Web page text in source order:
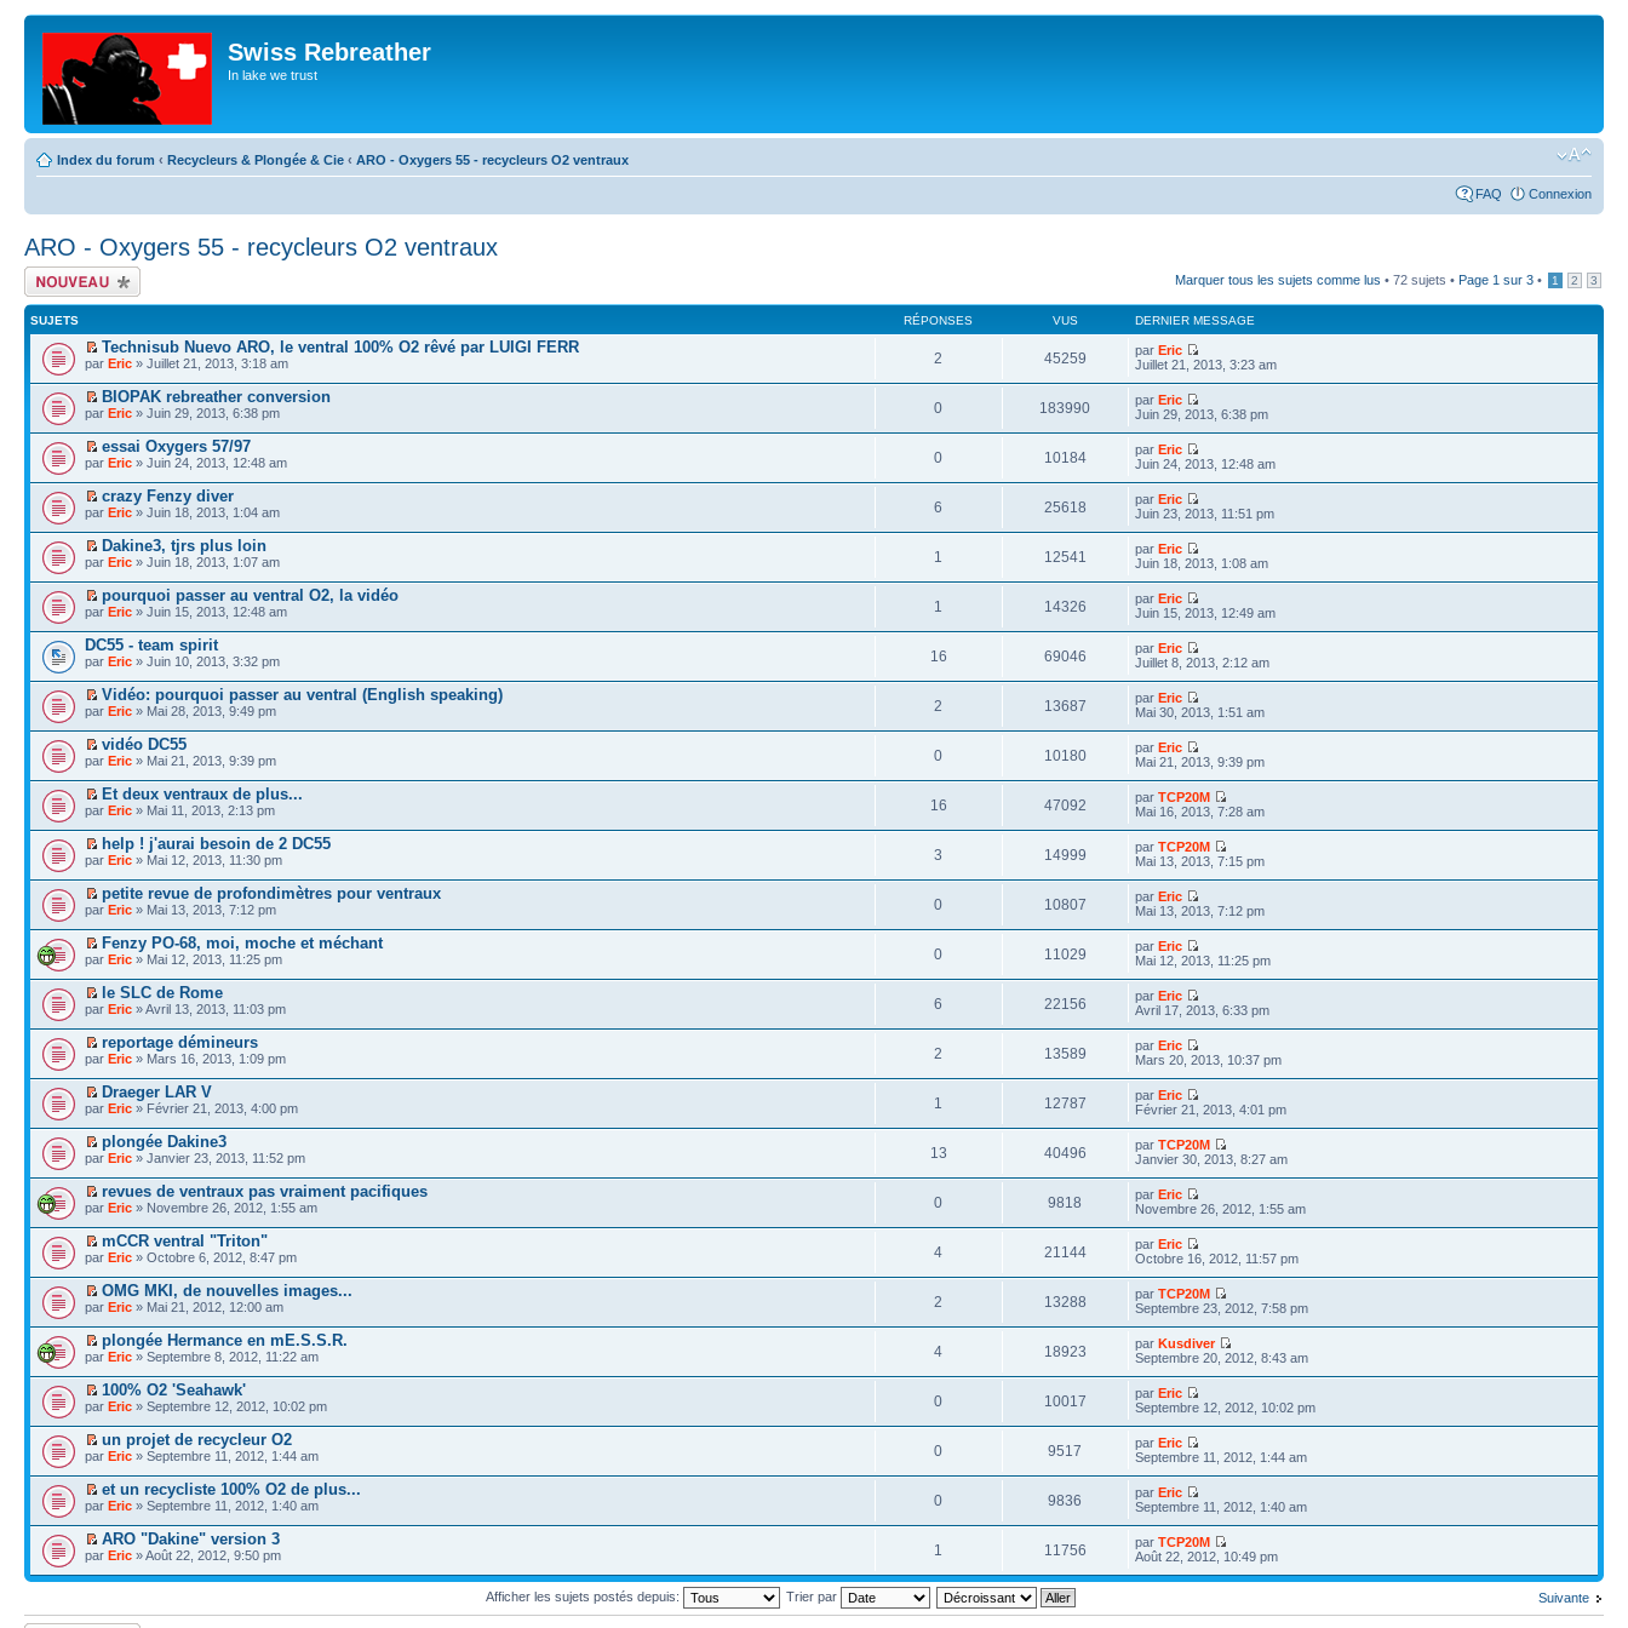
Swiss Rebreather
In lake we trust
Index du forum ‹ Recycleurs & Plongée & Cie ‹ ARO - Oxygers 55 - recycleurs O2 ventraux
FAQ Connexion
ARO - Oxygers 55 - recycleurs O2 ventraux
Écrire un nouveau
sujet
Marquer tous les sujets comme lus • 72 sujets • Page 1 sur 3 • 1 2 3
SUJETS RÉPONSES VUS DERNIER MESSAGE
Technisub Nuevo ARO, le ventral 100% O2 rêvé par LUIGI FERR
par Eric » Juillet 21, 2013, 3:18 am 2 45259 parEric
Juillet 21, 2013, 3:23 am
BIOPAK rebreather conversion
par Eric » Juin 29, 2013, 6:38 pm 0 183990 parEric
Juin 29, 2013, 6:38 pm
essai Oxygers 57/97
par Eric » Juin 24, 2013, 12:48 am 0 10184 parEric
Juin 24, 2013, 12:48 am
crazy Fenzy diver
par Eric » Juin 18, 2013, 1:04 am 6 25618 parEric
Juin 23, 2013, 11:51 pm
Dakine3, tjrs plus loin
par Eric » Juin 18, 2013, 1:07 am 1 12541 parEric
Juin 18, 2013, 1:08 am
pourquoi passer au ventral O2, la vidéo
par Eric » Juin 15, 2013, 12:48 am 1 14326 parEric
Juin 15, 2013, 12:49 am
DC55 - team spirit
par Eric » Juin 10, 2013, 3:32 pm 16 69046 parEric
Juillet 8, 2013, 2:12 am
Vidéo: pourquoi passer au ventral (English speaking)
par Eric » Mai 28, 2013, 9:49 pm 2 13687 parEric
Mai 30, 2013, 1:51 am
vidéo DC55
par Eric » Mai 21, 2013, 9:39 pm 0 10180 parEric
Mai 21, 2013, 9:39 pm
Et deux ventraux de plus...
par Eric » Mai 11, 2013, 2:13 pm 16 47092 parTCP20M
Mai 16, 2013, 7:28 am
help ! j'aurai besoin de 2 DC55
par Eric » Mai 12, 2013, 11:30 pm 3 14999 parTCP20M
Mai 13, 2013, 7:15 pm
petite revue de profondimètres pour ventraux
par Eric » Mai 13, 2013, 7:12 pm 0 10807 parEric
Mai 13, 2013, 7:12 pm
Fenzy PO-68, moi, moche et méchant
par Eric » Mai 12, 2013, 11:25 pm 0 11029 parEric
Mai 12, 2013, 11:25 pm
le SLC de Rome
par Eric » Avril 13, 2013, 11:03 pm 6 22156 parEric
Avril 17, 2013, 6:33 pm
reportage démineurs
par Eric » Mars 16, 2013, 1:09 pm 2 13589 parEric
Mars 20, 2013, 10:37 pm
Draeger LAR V
par Eric » Février 21, 2013, 4:00 pm 1 12787 parEric
Février 21, 2013, 4:01 pm
plongée Dakine3
par Eric » Janvier 23, 2013, 11:52 pm 13 40496 parTCP20M
Janvier 30, 2013, 8:27 am
revues de ventraux pas vraiment pacifiques
par Eric » Novembre 26, 2012, 1:55 am 0 9818 parEric
Novembre 26, 2012, 1:55 am
mCCR ventral "Triton"
par Eric » Octobre 6, 2012, 8:47 pm 4 21144 parEric
Octobre 16, 2012, 11:57 pm
OMG MKI, de nouvelles images...
par Eric » Mai 21, 2012, 12:00 am 2 13288 parTCP20M
Septembre 23, 2012, 7:58 pm
plongée Hermance en mE.S.S.R.
par Eric » Septembre 8, 2012, 11:22 am 4 18923 parKusdiver
Septembre 20, 2012, 8:43 am
100% O2 'Seahawk'
par Eric » Septembre 12, 2012, 10:02 pm 0 10017 parEric
Septembre 12, 2012, 10:02 pm
un projet de recycleur O2
par Eric » Septembre 11, 2012, 1:44 am 0 9517 parEric
Septembre 11, 2012, 1:44 am
et un recycliste 100% O2 de plus...
par Eric » Septembre 11, 2012, 1:40 am 0 9836 parEric
Septembre 11, 2012, 1:40 am
ARO "Dakine" version 3
par Eric » Août 22, 2012, 9:50 pm 1 11756 parTCP20M
Août 22, 2012, 10:49 pm
Suivante
Afficher les sujets postés depuis: Trier par